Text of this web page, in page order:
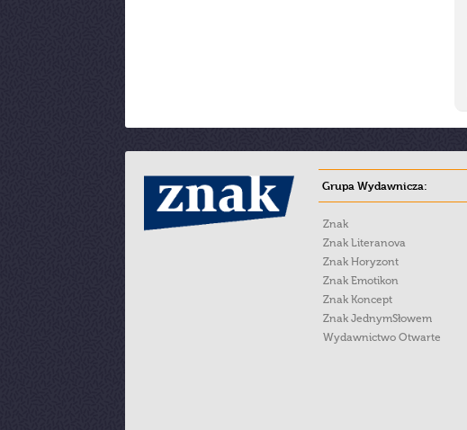
Grupa Wydawnicza:
Znak
Znak Literanova
Znak Horyzont
Znak Emotikon
Znak Koncept
Znak JednymSłowem
Wydawnictwo Otwarte